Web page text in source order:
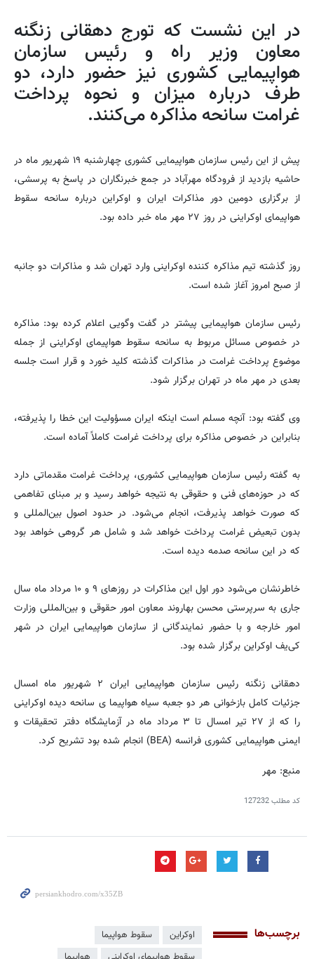
در این نشست که تورج دهقانی زنگنه
معاون وزیر راه و رئیس سازمان
هواپیمایی کشوری نیز حضور دارد، دو
طرف درباره میزان و نحوه پرداخت
غرامت سانحه مذاکره می‌کنند.
پیش از این رئیس سازمان هواپیمایی کشوری چهارشنبه ۱۹ شهریور ماه در
حاشیه بازدید از فرودگاه مهرآباد در جمع خبرنگاران در پاسخ به پرسشی،
از برگزاری دومین دور مذاکرات ایران و اوکراین درباره سانحه سقوط
هواپیمای اوکراینی در روز ۲۷ مهر ماه خبر داده بود.
روز گذشته تیم مذاکره کننده اوکراینی وارد تهران شد و مذاکرات دو جانبه
از صبح امروز آغاز شده است.
رئیس سازمان هواپیمایی پیشتر در گفت وگویی اعلام کرده بود: مذاکره
در خصوص مسائل مربوط به سانحه سقوط هواپیمای اوکراینی از جمله
موضوع پرداخت غرامت در مذاکرات گذشته کلید خورد و قرار است جلسه
بعدی در مهر ماه در تهران برگزار شود.
وی گفته بود: آنچه مسلم است اینکه ایران مسؤولیت این خطا را پذیرفته،
بنابراین در خصوص مذاکره برای پرداخت غرامت کاملاً آماده است.
به گفته رئیس سازمان هواپیمایی کشوری، پرداخت غرامت مقدماتی دارد
که در حوزه‌های فنی و حقوقی به نتیجه خواهد رسید و بر مبنای تفاهمی
که صورت خواهد پذیرفت، انجام می‌شود. در حدود اصول بین‌المللی و
بدون تبعیض غرامت پرداخت خواهد شد و شامل هر گروهی خواهد بود
که در این سانحه صدمه دیده است.
خاطرنشان می‌شود دور اول این مذاکرات در روزهای ۹ و ۱۰ مرداد ماه سال
جاری به سرپرستی محسن بهاروند معاون امور حقوقی و بین‌المللی وزارت
امور خارجه و با حضور نمایندگانی از سازمان هواپیمایی ایران در شهر
کی‌یف اوکراین برگزار شده بود.
دهقانی زنگنه رئیس سازمان هواپیمایی ایران ۲ شهریور ماه امسال
جزئیات کامل بازخوانی هر دو جعبه سیاه هواپیما ی سانحه دیده اوکراینی
را که از ۲۷ تیر امسال تا ۳ مرداد ماه در آزمایشگاه دفتر تحقیقات و
ایمنی هواپیمایی کشوری فرانسه (BEA) انجام شده بود تشریح کرد.
منبع: مهر
کد مطلب127232
برچسب‌ها اوکراین
سقوط هواپیما